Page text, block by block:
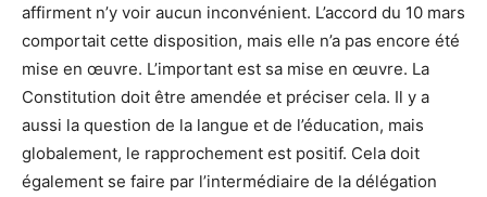
affirment n’y voir aucun inconvénient. L’accord du 10 mars
comportait cette disposition, mais elle n’a pas encore été
mise en œuvre. L’important est sa mise en œuvre. La
Constitution doit être amendée et préciser cela. Il y a
aussi la question de la langue et de l’éducation, mais
globalement, le rapprochement est positif. Cela doit
également se faire par l’intermédiaire de la délégation